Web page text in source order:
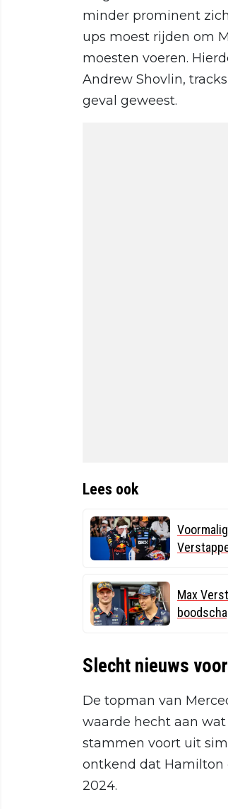
minder prominent
ups moest rijden om
moesten voeren.
Andrew Shovlin,
geval geweest.
Lees ook
Max
Slecht nieuws
De topman van
waarde hecht aan
stammen voort uit
ontkend dat Hamilton
2024.